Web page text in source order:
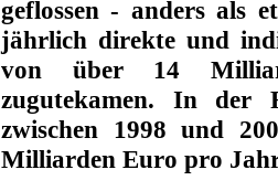
geflossen - anders als
jährlich direkte und
von über 14
zugutekamen. In der
zwischen 1998 und
Milliarden Euro pro